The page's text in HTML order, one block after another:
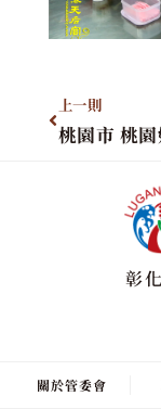
上一則
彰
關於管委會